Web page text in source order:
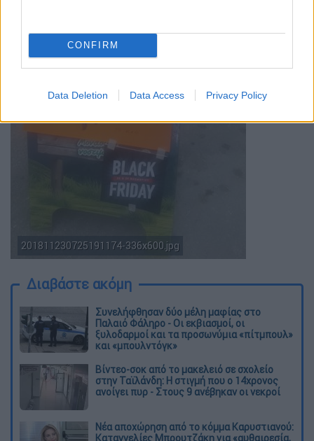
CONFIRM
Data Deletion Data Access Privacy Policy
201811230725191174-336x600.jpg
Διαβάστε ακόμη
Συνελήφθησαν δύο μέλη μαφίας στο
Παλαιό Φάληρο - Οι εκβιασμοί, οι
ξυλοδαρμοί και τα προσωνύμια «πίτμπουλ»
και «μπουλντόγκ»
Βίντεο-σοκ από το μακελειό σε σχολείο
στην Ταϊλάνδη: Η στιγμή που ο 14χρονος
ανοίγει πυρ - Στους 9 ανέβηκαν οι νεκροί
Νέα αποχώρηση από το κόμμα Καρυστιανού:
Καταγγελίες Μπρουτζάκη για «αυθαιρεσία,